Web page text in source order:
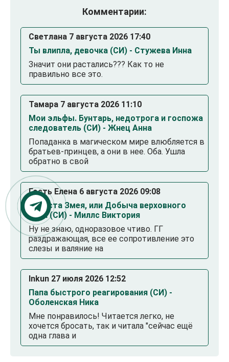
Комментарии:
Светлана 7 августа 2026 17:40
Ты влипла, девочка (СИ) - Стужева Инна
Значит они растались??? Как то не
правильно все это.
Тамара 7 августа 2026 11:10
Мои эльфы. Бунтарь, недотрога и госпожа
следователь (СИ) - Жнец Анна
Попаданка в магическом мире влюбляется в
братьев-принцев, а они в нее. Оба. Ушла
обратно в свой
Гость Елена 6 августа 2026 09:08
Невеста Змея, или Добыча верховного
Нага (СИ) - Миллс Виктория
Ну не знаю, одноразовое чтиво. ГГ
раздражающая, все ее сопротивление это
слезы и валяние на
Inkun 27 июля 2026 12:52
Папа быстрого реагирования (СИ) -
Оболенская Ника
Мне понравилось! Читается легко, не
хочется бросать, так и читала "сейчас ещё
одна глава и